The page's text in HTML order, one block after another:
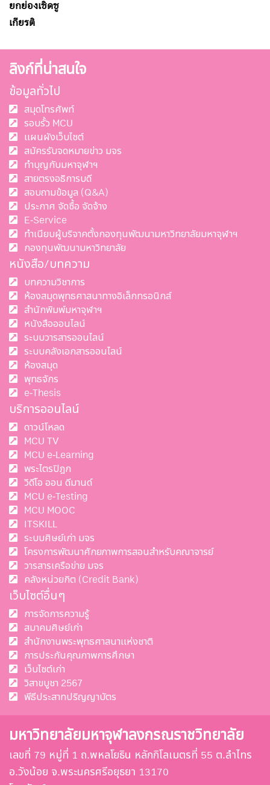
ยกย่องเชิดชู
เกียรติ
ลิงก์ที่น่าสนใจ
ข้อมูลทั่วไป
สมุดโทรศัพท์
รอบรั้ว MCU
แผนผังเว็บไซต์
สมัครรับจดหมายข่าว มจร
ทำบุญกับมหาจุฬาฯ
สายตรงอธิการบดี
สอบถามข้อมูล (Q&A)
ประกาศ จัดซื้อ จัดจ้าง
E-Service
ทำเนียบผู้บริจาคตั้งกองทุนพัฒนามหาวิทยาลัยมหาจุฬาฯ
กองทุนพัฒนามหาวิทยาลัย
หนังสือ/บทความ
บทความวิชาการ
ห้องสมุดพุทธศาสนาทางอิเล็กทรอนิกส์
สำนักพิมพ์มหาจุฬาฯ
หนังสือออนไลน์
ระบบวารสารออนไลน์
ระบบคลังเอกสารออนไลน์
ห้องสมุด
พุทธจักร
e-Thesis
บริการออนไลน์
ดาวน์โหลด
MCU TV
MCU e-Learning
พระไตรปิฎก
วิดีโอ ออน ดีมานด์
MCU e-Testing
MCU MOOC
ITSKILL
ระบบศิษย์เก่า มจร
โครงการพัฒนาศักยภาพการสอนสำหรับคณาจารย์
วารสารเครือข่าย มจร
คลังหน่วยกิต (Credit Bank)
เว็บไซต์อื่นๆ
การจัดการความรู้
สมาคมศิษย์เก่า
สำนักงานพระพุทธศาสนาแห่งชาติ
การประกันคุณภาพการศึกษา
เว็บไซต์เก่า
วิสาขบูชา 2567
พีธีประสาทปริญญาบัตร
มหาวิทยาลัยมหาจุฬาลงกรณราชวิทยาลัย
เลขที่ 79 หมู่ที่ 1 ถ.พหลโยธิน หลักกิโลเมตรที่ 55 ต.ลำไทร
อ.วังน้อย จ.พระนครศรีอยุธยา 13170